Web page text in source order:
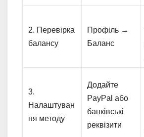
2. Перевірка
балансу
Профіль →
Баланс
3.
Налаштуван
ня методу
Додайте
PayPal або
банківські
реквізити